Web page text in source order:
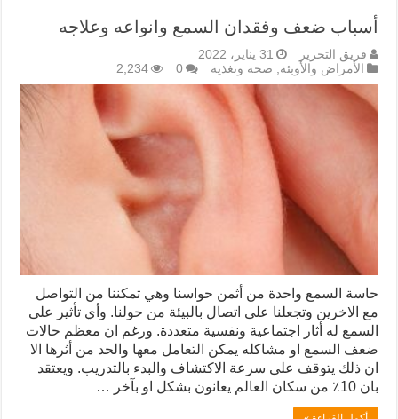
أسباب ضعف وفقدان السمع وانواعه وعلاجه
فريق التحرير
31 يناير، 2022
الأمراض والأوبئة
صحة وتغذية 0
2,234
حاسة السمع واحدة من أثمن حواسنا وهي تمكننا من التواصل
مع الاخرين وتجعلنا على اتصال بالبيئة من حولنا. وأي تأثير على
السمع له أثار اجتماعية ونفسية متعددة. ورغم ان معظم حالات
ضعف السمع او مشاكله يمكن التعامل معها والحد من أثرها الا
ان ذلك يتوقف على سرعة الاكتشاف والبدء بالتدريب. ويعتقد
بان 10٪ من سكان العالم يعانون بشكل او بآخر …